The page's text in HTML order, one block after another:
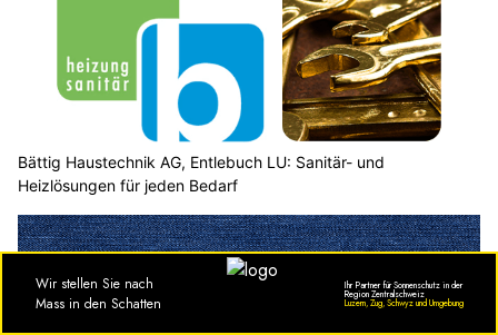
Bättig Haustechnik AG, Entlebuch LU: Sanitär- und
Heizlösungen für jeden Bedarf